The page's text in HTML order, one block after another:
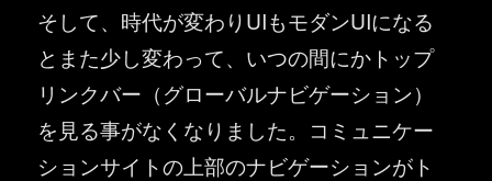
そして、時代が変わりUIもモダンUIになる
とまた少し変わって、いつの間にかトップ
リンクバー（グローバルナビゲーション）
を見る事がなくなりました。コミュニケー
ションサイトの上部のナビゲーションがト